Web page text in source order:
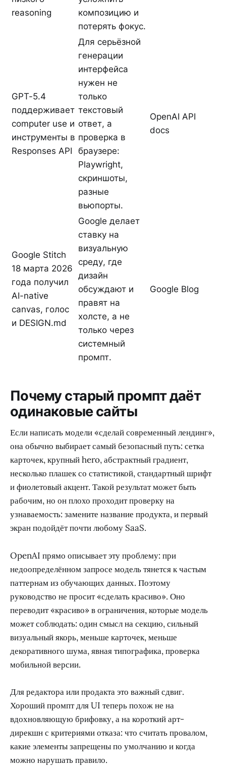
reasoning
композицию и
потерять фокус.
GPT-5.4
поддерживает
computer use и
инструменты в
Responses API
Для серьёзной
генерации
интерфейса
нужен не
только
текстовый
ответ, а
проверка в
браузере:
Playwright,
скриншоты,
разные
вьюпорты.
OpenAI API
docs
Google Stitch
18 марта 2026
года получил
AI-native
canvas, голос
и DESIGN.md
Google делает
ставку на
визуальную
среду, где
дизайн
обсуждают и
правят на
холсте, а не
только через
системный
промпт.
Google Blog
Почему старый промпт даёт
одинаковые сайты
Если написать модели «сделай современный лендинг»,
она обычно выбирает самый безопасный путь: сетка
карточек, крупный hero, абстрактный градиент,
несколько плашек со статистикой, стандартный шрифт
и фиолетовый акцент. Такой результат может быть
рабочим, но он плохо проходит проверку на
узнаваемость: замените название продукта, и первый
экран подойдёт почти любому SaaS.
OpenAI прямо описывает эту проблему: при
недоопределённом запросе модель тянется к частым
паттернам из обучающих данных. Поэтому
руководство не просит «сделать красиво». Оно
переводит «красиво» в ограничения, которые модель
может соблюдать: один смысл на секцию, сильный
визуальный якорь, меньше карточек, меньше
декоративного шума, явная типографика, проверка
мобильной версии.
Для редактора или продакта это важный сдвиг.
Хороший промпт для UI теперь похож не на
вдохновляющую брифовку, а на короткий арт-
дирекшн с критериями отказа: что считать провалом,
какие элементы запрещены по умолчанию и когда
можно нарушать правило.